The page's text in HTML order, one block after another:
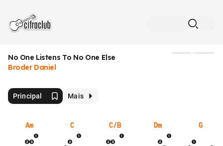
No One Listens To No One Else
Broder Daniel
Principal Mais
Am C C/B Dm G